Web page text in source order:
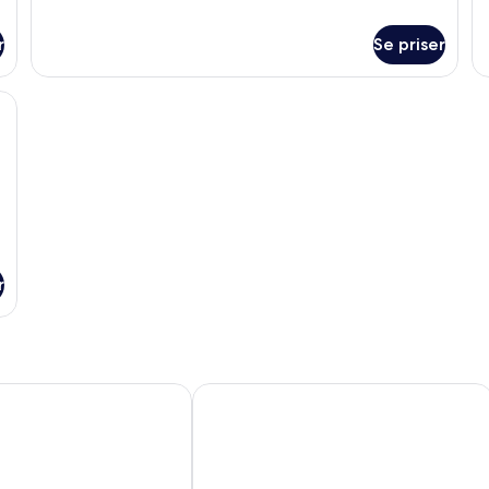
Se priser
sengegavl, en stor seng, et natbord med lampe og udsigt over
& Spa, Patong BeachPhuket Marriott Resort and Spa, Nai